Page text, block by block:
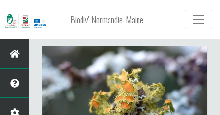
Biodiv' Normandie-Maine